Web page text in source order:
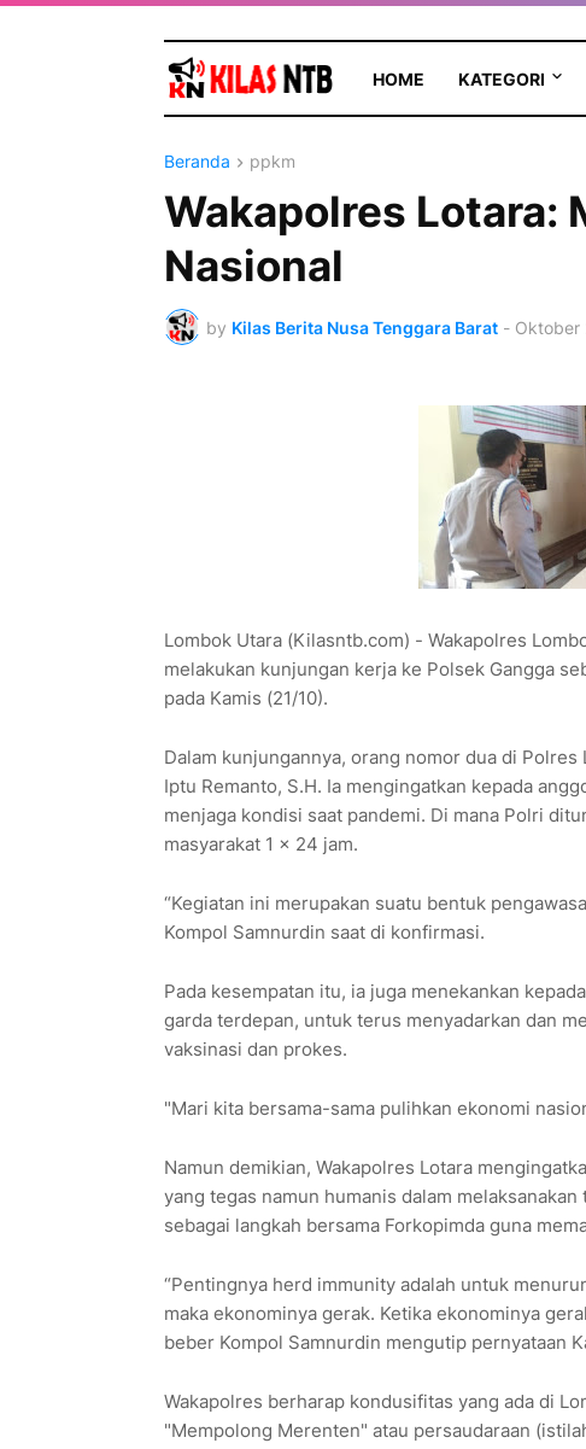
HOME KATEGORI
Beranda ppkm
Wakapolres Lotara:
Nasional
by Kilas Berita Nusa Tenggara Barat - Oktober
Lombok Utara (Kilasntb.com) - Wakapolres
melakukan kunjungan kerja ke Polsek Gangga
pada Kamis (21/10).
Dalam kunjungannya, orang nomor dua di
Iptu Remanto, S.H. Ia mengingatkan kepada
menjaga kondisi saat pandemi. Di mana Polri
masyarakat 1 x 24 jam.
“Kegiatan ini merupakan suatu bentuk
Kompol Samnurdin saat di konfirmasi.
Pada kesempatan itu, ia juga menekankan
garda terdepan, untuk terus menyadarkan dan
vaksinasi dan prokes.
"Mari kita bersama-sama pulihkan ekonomi
Namun demikian, Wakapolres Lotara
yang tegas namun humanis dalam
sebagai langkah bersama Forkopimda guna
“Pentingnya herd immunity adalah untuk
maka ekonominya gerak. Ketika ekonominya
beber Kompol Samnurdin mengutip pernyataan
Wakapolres berharap kondusifitas yang ada di
"Mempolong Merenten" atau persaudaraan